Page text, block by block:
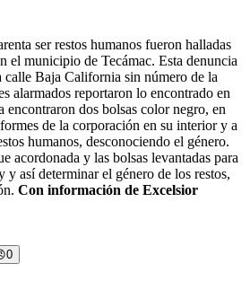
ser restos humanos fueron halladas
el municipio de Tecámac. Esta denuncia
calle Baja California sin número de la
alarmados reportaron lo encontrado en
dos bolsas color negro, en
de la corporación en su interior y a
humanos, desconociendo el género.
acordonada y las bolsas levantadas para
y así determinar el género de los restos,
Con información de Excelsior
0